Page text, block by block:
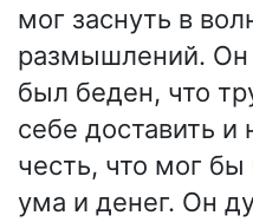
мог заснуть в
размышлений. Он
был беден, что
себе доставить и
честь, что мог
ума и денег. Он